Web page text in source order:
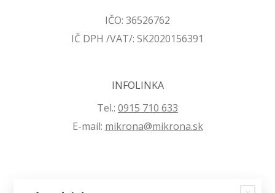
IČO: 36526762
IČ DPH /VAT/: SK2020156391
INFOLINKA
Tel.: 0915 710 633
E-mail: mikrona@mikrona.sk